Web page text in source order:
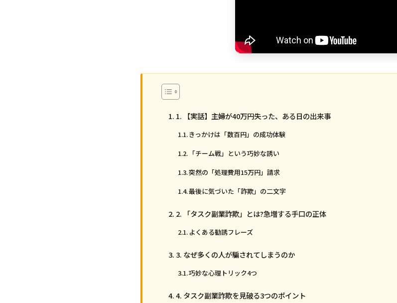
1. 【実話】主婦が40万円失った、ある日の出来事
きっかけは「数百円」の成功体験
「チーム戦」という巧妙な誘い
突然の「処理費用15万円」請求
最後に気づいた「詐欺」の二文字
2. 「タスク副業詐欺」とは?急増する手口の正体
よくある勧誘フレーズ
3. なぜ多くの人が騙されてしまうのか
巧妙な心理トリック4つ
4. タスク副業詐欺を見破る3つのポイント